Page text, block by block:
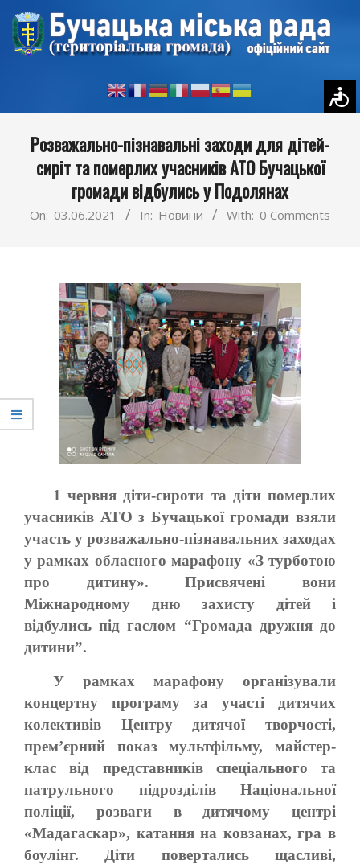
Skip
content
NavigationРозважально-пізнавальні заходи для дітей-
сиріт та померлих учасників АТО Бучацької
громади відбулись у Подолянах
On: 03.06.2021 In: Новини With: 0 Comments
1 червня діти-сироти та діти померлих
учасників АТО з Бучацької громади взяли
участь у розважально-пізнавальних заходах
у рамках обласного марафону «З турботою
про дитину». Присвячені вони
Міжнародному дню захисту дітей і
відбулись під гаслом “Громада дружня до
дитини”.
У рамках марафону організували
концертну програму за участі дитячих
колективів Центру дитячої творчості,
прем’єрний показ мультфільму, майстер-
клас від представників спеціального та
патрульного підрозділів Національної
поліції, розваги в дитячому центрі
«Мадагаскар», катання на ковзанах, гра в
боулінг. Діти повертались щасливі,